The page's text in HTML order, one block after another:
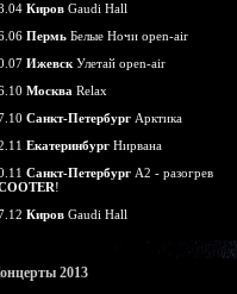
Киров Gaudi Hall
Пермь Белые Ночи open-air
Ижевск Улетай open-air
Москва Relax
Санкт-Петербург Арктика
Екатеринбург Нирвана
Санкт-Петербург А2 - разогрев
!
Киров Gaudi Hall
2013